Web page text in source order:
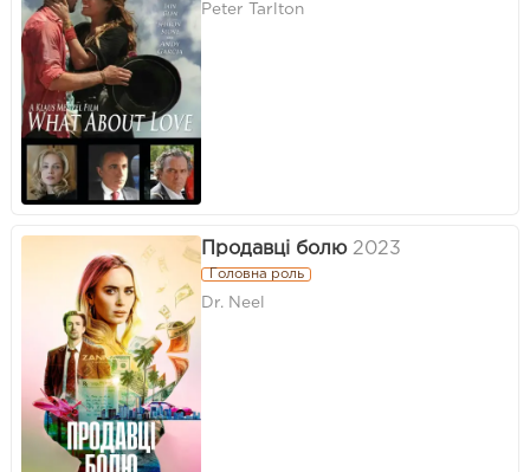
Peter Tarlton
Продавці болю 2023
Головна роль
Dr. Neel